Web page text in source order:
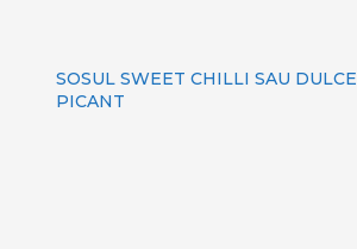
SOSUL SWEET CHILLI SAU DULCE
PICANT